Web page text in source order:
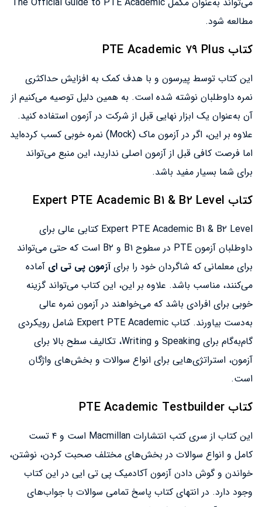
مطالعه شود.
کتاب PTE Academic ۷۹ Plus
این کتاب توسط پیرسون و با هدف کمک به افزایش حداکثری
نمره داوطلبان نوشته شده است. به همین دلیل توصیه می‌کنیم از
آن به‌عنوان یک ابزار نهایی قبل از شرکت در آزمون استفاده کنید.
علاوه بر این، اگر در آزمون ماک (Mock) نمره خوبی کسب کرده‌اید
اما فرصت کافی قبل از آزمون اصلی ندارید، این منبع می‌تواند
برای شما بسیار مفید باشد.
کتاب Expert PTE Academic B۱ & B۲ Level
Expert PTE Academic B۱ & B۲ Level کتابی عالی برای
داوطلبان آزمون PTE در سطوح B۱ و B۲ است که حتی می‌تواند
برای معلمانی که شاگردان خود را برایآزمون پی تی ای آماده
می‌کنند، مناسب باشد. علاوه بر این، این کتاب می‌تواند گزینه
خوبی برای افرادی باشد که می‌خواهند در آزمون نمره عالی
به‌دست بیاورند. کتاب Expert PTE Academic شامل رویکردی
گام‌به‌گام برای Speaking و Writing، تکالیف سطح بالا برای
آزمون، استراتژی‌هایی برای انواع سوالات و بخش‌های واژگان
است.
کتاب PTE Academic Testbuilder
این کتاب از سری کتب انتشارات Macmillan است و ۴ تست
کامل و انواع سوالات در بخش‌های مختلف صحبت کردن، نوشتن،
خواندن و گوش دادن آزمون آکادمیک پی تی ایی در این کتاب
وجود دارد. در انتهای کتاب پاسخ تمامی سوالات با جواب‌های